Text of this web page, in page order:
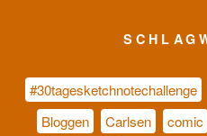
#30tagesketchnotechallenge
Bloggen
Carlsen comic